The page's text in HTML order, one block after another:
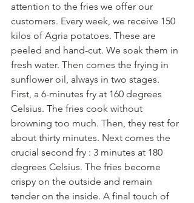
attention to the fries we offer our
customers. Every week, we receive 150
kilos of Agria potatoes. These are
peeled and hand-cut. We soak them in
fresh water. Then comes the frying in
sunflower oil, always in two stages.
First, a 6-minutes fry at 160 degrees
Celsius. The fries cook without
browning too much. Then, they rest for
about thirty minutes. Next comes the
crucial second fry : 3 minutes at 180
degrees Celsius. The fries become
crispy on the outside and remain
tender on the inside. A final touch of